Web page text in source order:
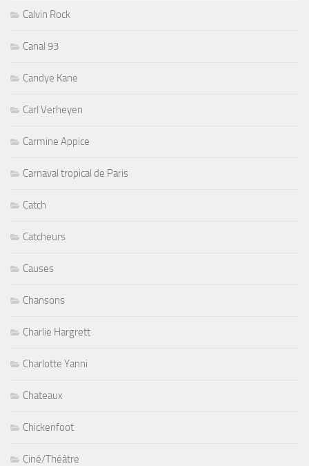
Calvin Rock
Canal 93
Candye Kane
Carl Verheyen
Carmine Appice
Carnaval tropical de Paris
Catch
Catcheurs
Causes
Chansons
Charlie Hargrett
Charlotte Yanni
Chateaux
Chickenfoot
Ciné/Théâtre